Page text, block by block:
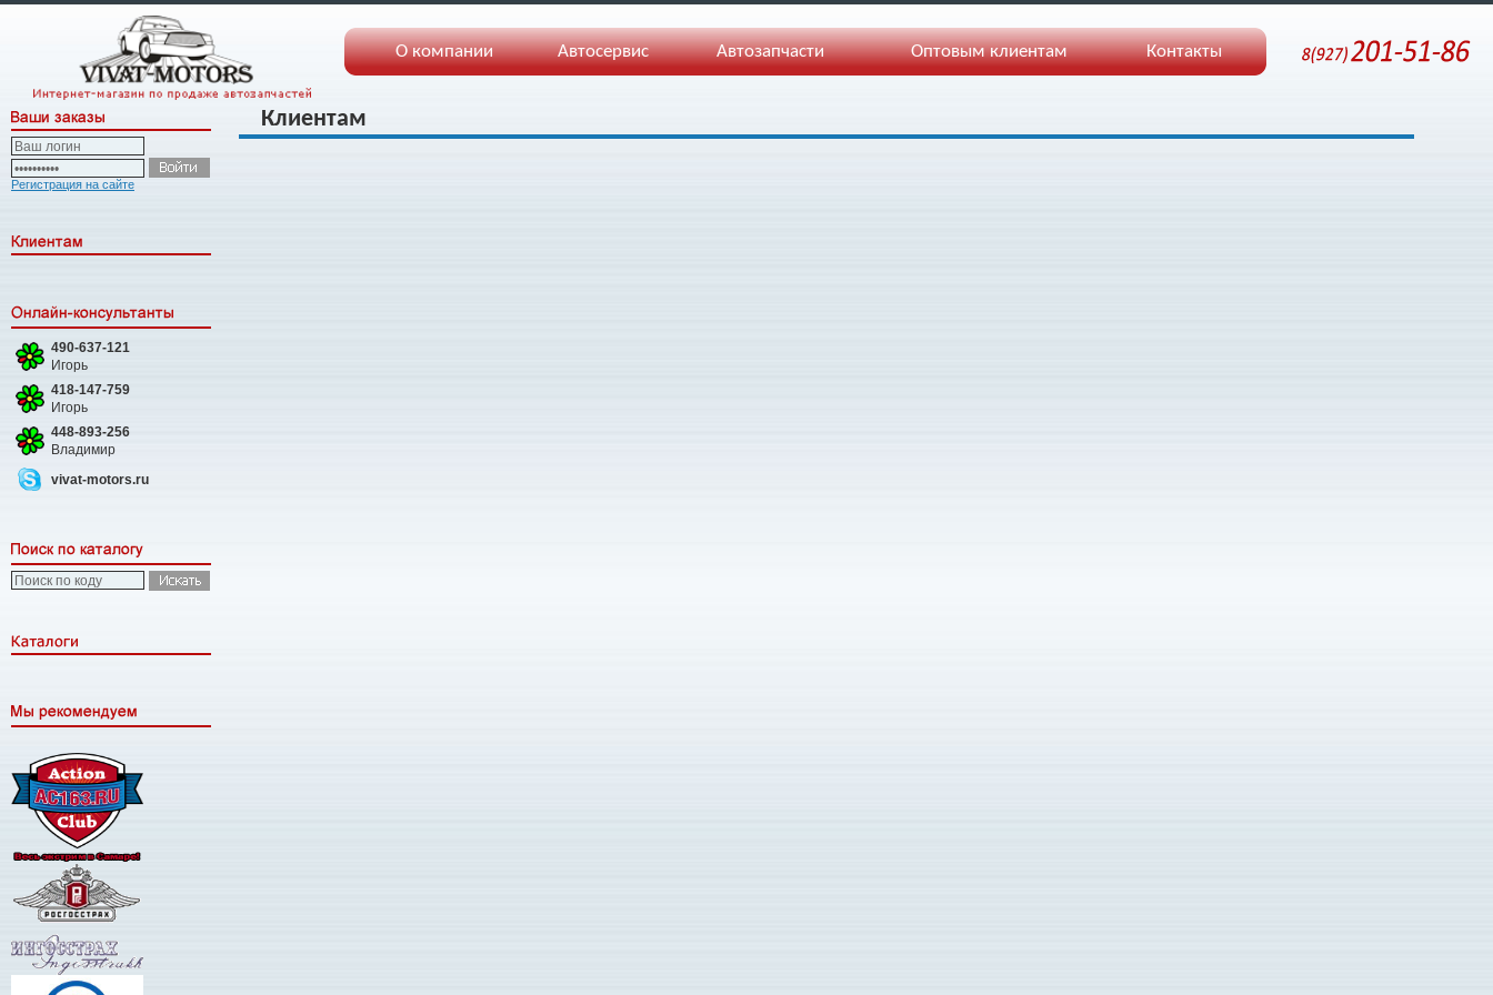
О компании Автосервис Автозапчасти Оптовым клиентам Контакты
Регистрация на сайте
490-637-121
Игорь
418-147-759
Игорь
448-893-256
Владимир
vivat-motors.ru
Клиентам